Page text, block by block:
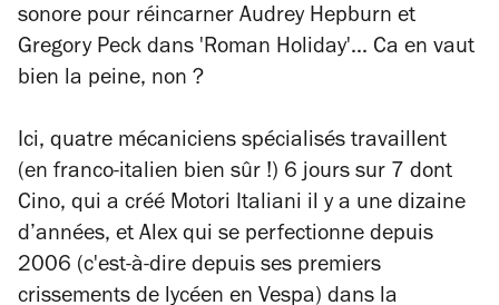
sonore pour réincarner Audrey Hepburn et
Gregory Peck dans 'Roman Holiday'... Ca en vaut
bien la peine, non ?
Ici, quatre mécaniciens spécialisés travaillent
(en franco-italien bien sûr !) 6 jours sur 7 dont
Cino, qui a créé Motori Italiani il y a une dizaine
d’années, et Alex qui se perfectionne depuis
2006 (c'est-à-dire depuis ses premiers
crissements de lycéen en Vespa) dans la